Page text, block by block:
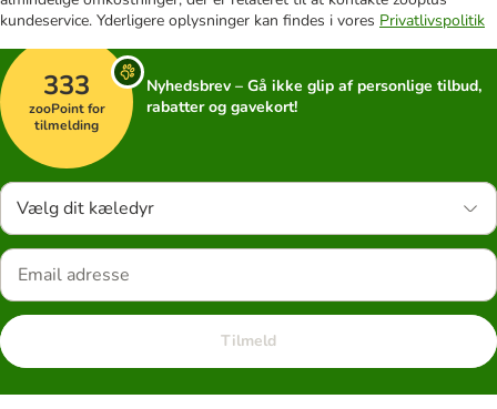
kundeservice. Yderligere oplysninger kan findes i vores Privatlivspolitik
333
zooPoint for
tilmelding
Nyhedsbrev – Gå ikke glip af personlige tilbud,
rabatter og gavekort!
Vælg dit kæledyr
Tilmeld